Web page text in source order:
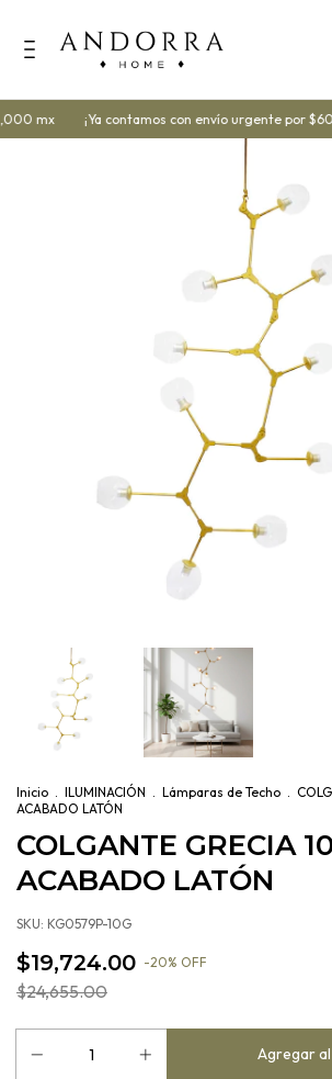
mx ¡Ya contamos con envío urgente por
Inicio . ILUMINACIÓN . Lámparas de Techo .
ACABADO LATÓN
COLGANTE GRECIA
ACABADO LATÓN
SKU: KG0579P-10G
$19,724.00 -20% OFF
$24,655.00